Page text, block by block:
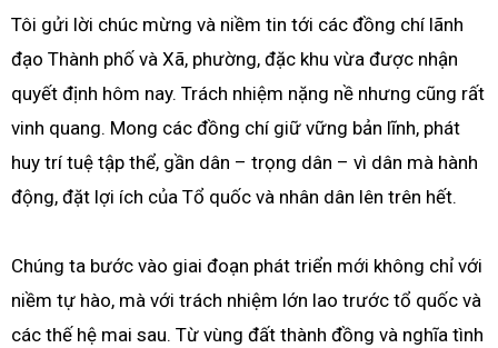
Tôi gửi lời chúc mừng và niềm tin tới các đồng chí lãnh
đạo Thành phố và Xã, phường, đặc khu vừa được nhận
quyết định hôm nay. Trách nhiệm nặng nề nhưng cũng rất
vinh quang. Mong các đồng chí giữ vững bản lĩnh, phát
huy trí tuệ tập thể, gần dân – trọng dân – vì dân mà hành
động, đặt lợi ích của Tổ quốc và nhân dân lên trên hết.
Chúng ta bước vào giai đoạn phát triển mới không chỉ với
niềm tự hào, mà với trách nhiệm lớn lao trước tổ quốc và
các thế hệ mai sau. Từ vùng đất thành đồng và nghĩa tình